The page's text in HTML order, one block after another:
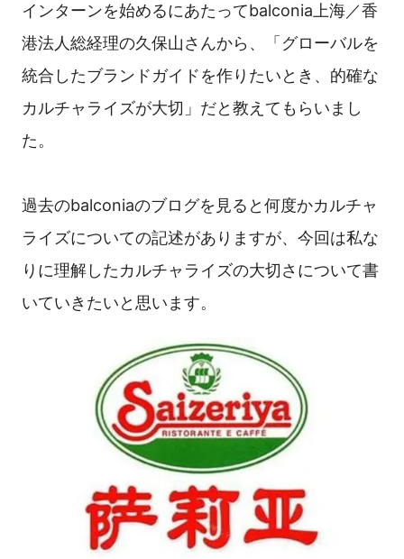
インターンを始めるにあたってbalconia上海／香
港法人総経理の久保山さんから、「グローバルを
統合したブランドガイドを作りたいとき、的確な
カルチャライズが大切」だと教えてもらいまし
た。
過去のbalconiaのブログを見ると何度かカルチャ
ライズについての記述がありますが、今回は私な
りに理解したカルチャライズの大切さについて書
いていきたいと思います。